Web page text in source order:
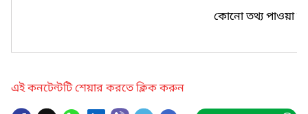
কোনো তথ্য পাওয়া
এই কনটেন্টটি শেয়ার করতে ক্লিক করুন